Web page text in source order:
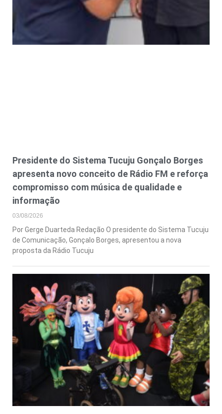
Presidente do Sistema Tucuju Gonçalo Borges
apresenta novo conceito de Rádio FM e reforça
compromisso com música de qualidade e
informação
03/08/2026
Por Gerge Duarteda Redação O presidente do Sistema Tucuju
de Comunicação, Gonçalo Borges, apresentou a nova
proposta da Rádio Tucuju